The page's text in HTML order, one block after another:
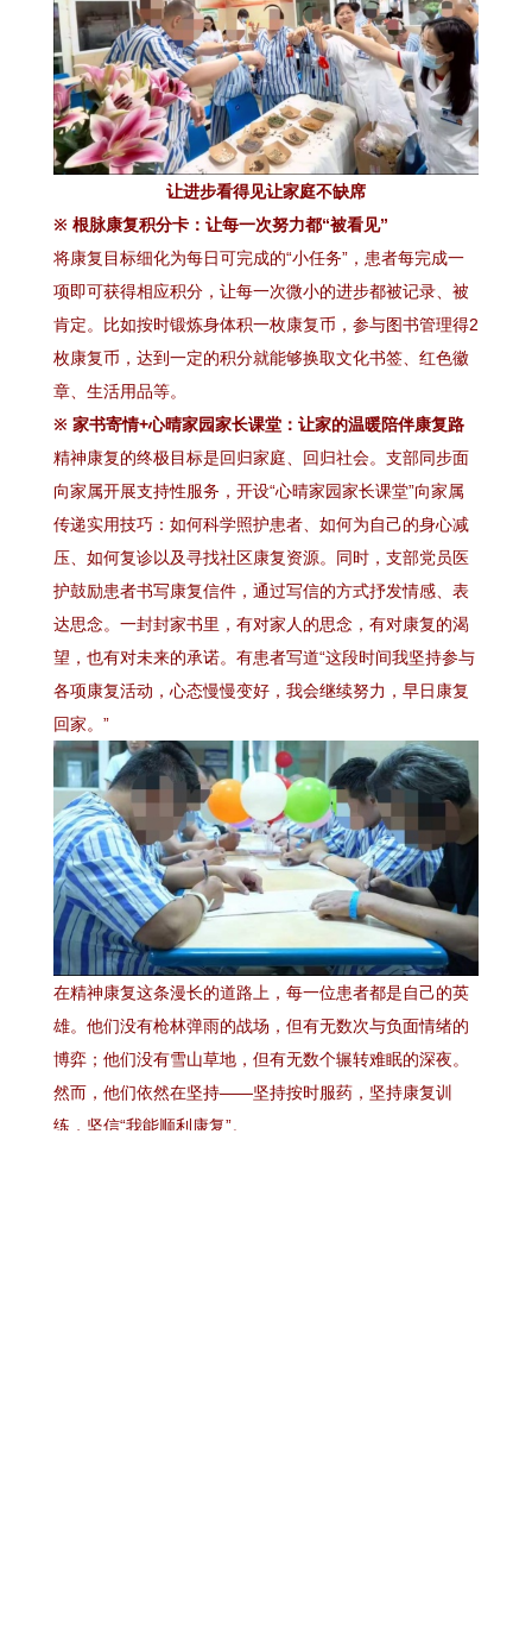
让进步看得见让家庭不缺席
※ 根脉康复积分卡：让每一次努力都“被看见”
将康复目标细化为每日可完成的“小任务”，患者每完成一
项即可获得相应积分，让每一次微小的进步都被记录、被
肯定。比如按时锻炼身体积一枚康复币，参与图书管理得2
枚康复币，达到一定的积分就能够换取文化书签、红色徽
章、生活用品等。
※ 家书寄情+心晴家园家长课堂：让家的温暖陪伴康复路
精神康复的终极目标是回归家庭、回归社会。支部同步面
向家属开展支持性服务，开设“心晴家园家长课堂”向家属
传递实用技巧：如何科学照护患者、如何为自己的身心减
压、如何复诊以及寻找社区康复资源。同时，支部党员医
护鼓励患者书写康复信件，通过写信的方式抒发情感、表
达思念。一封封家书里，有对家人的思念，有对康复的渴
望，也有对未来的承诺。有患者写道“这段时间我坚持参与
各项康复活动，心态慢慢变好，我会继续努力，早日康复
回家。”
在精神康复这条漫长的道路上，每一位患者都是自己的英
雄。他们没有枪林弹雨的战场，但有无数次与负面情绪的
博弈；他们没有雪山草地，但有无数个辗转难眠的深夜。
然而，他们依然在坚持——坚持按时服药，坚持康复训
练，坚信“我能顺利康复”。